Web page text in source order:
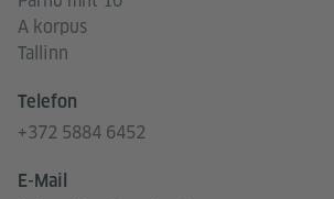
A korpus
Tallinn
Telefon
+372 5884 6452
E-Mail